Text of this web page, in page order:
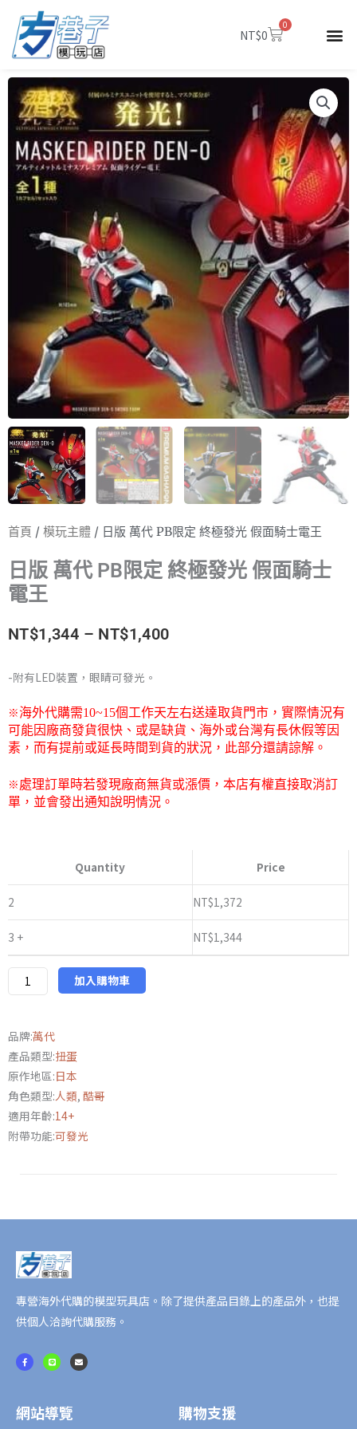
NT$0
0
購
首頁 / 模玩主體 / 日版 萬代 PB限定 終極發光 假面騎士電王
日版 萬代 PB限定 終極發光 假面騎士
電王
NT$1,344 – NT$1,400價
圍：
NT$1,344
到
-附有LED裝置，眼睛可發光。
※海外代購需10~15個工作天左右送達取貨門市， 實際情況有
可能因廠商發貨很快、或是缺貨、海外或台灣有長休假等因
素，而有提前或延長時間到貨的狀況，此部分還請諒解。
※處理訂單時若發現廠商無貨或漲價，本店有權直接取消訂
單，並會發出通知說明情況。
Quantity Price
2 NT$1,372
3 + NT$1,344
代
PB
限
定
極
光
假
面
騎
士
電
加入購物車
品牌:萬代
產品類型:扭蛋
原作地區:日本
角色類型:人類, 酷哥
適用年齡:14+
附帶功能:可發光
專營海外代購的模型玩具店。除了提供產品目錄上的產品外，也提
供個人洽詢代購服務。
F
a
c
k
-
L
i
n
E
n
v
網站導覽 購物支援